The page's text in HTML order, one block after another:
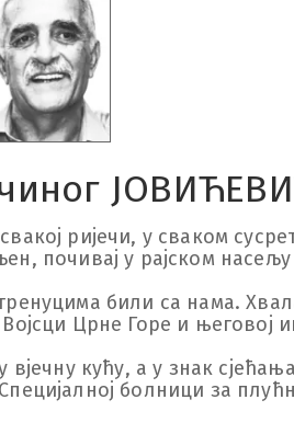
ријечи, у сваком
почивај у рајском
били са нама.
Црне Горе и његовој
кућу, а у знак
болници за